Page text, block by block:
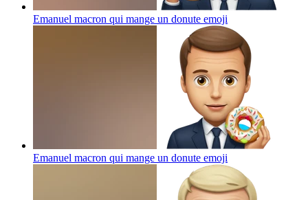
Emanuel macron qui mange un donute emoji
Emanuel macron qui mange un donute emoji